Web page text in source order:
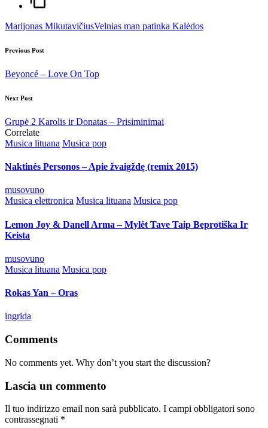
Tags:
Marijonas MikutavičiusVelnias man patinka Kalėdos
Post
navigation
Previous Post
Beyoncé – Love On Top
Next Post
Grupė 2 Karolis ir Donatas – Prisiminimai
Correlate
Posted
Musica lituana Musica pop
Naktinės Personos – Apie žvaigždę (remix 2015)
Posted
by
musovuno
Posted
Musica elettronica Musica lituana Musica pop
Lemon Joy & Danell Arma – Mylėt Tave Taip Beprotiška Ir
Keista
Posted
by
musovuno
Posted
Musica lituana Musica pop
Rokas Yan – Oras
Posted
ingrida
Comments
No comments yet. Why don’t you start the discussion?
Lascia un commento
Il tuo indirizzo email non sarà pubblicato. I campi obbligatori sono
contrassegnati *